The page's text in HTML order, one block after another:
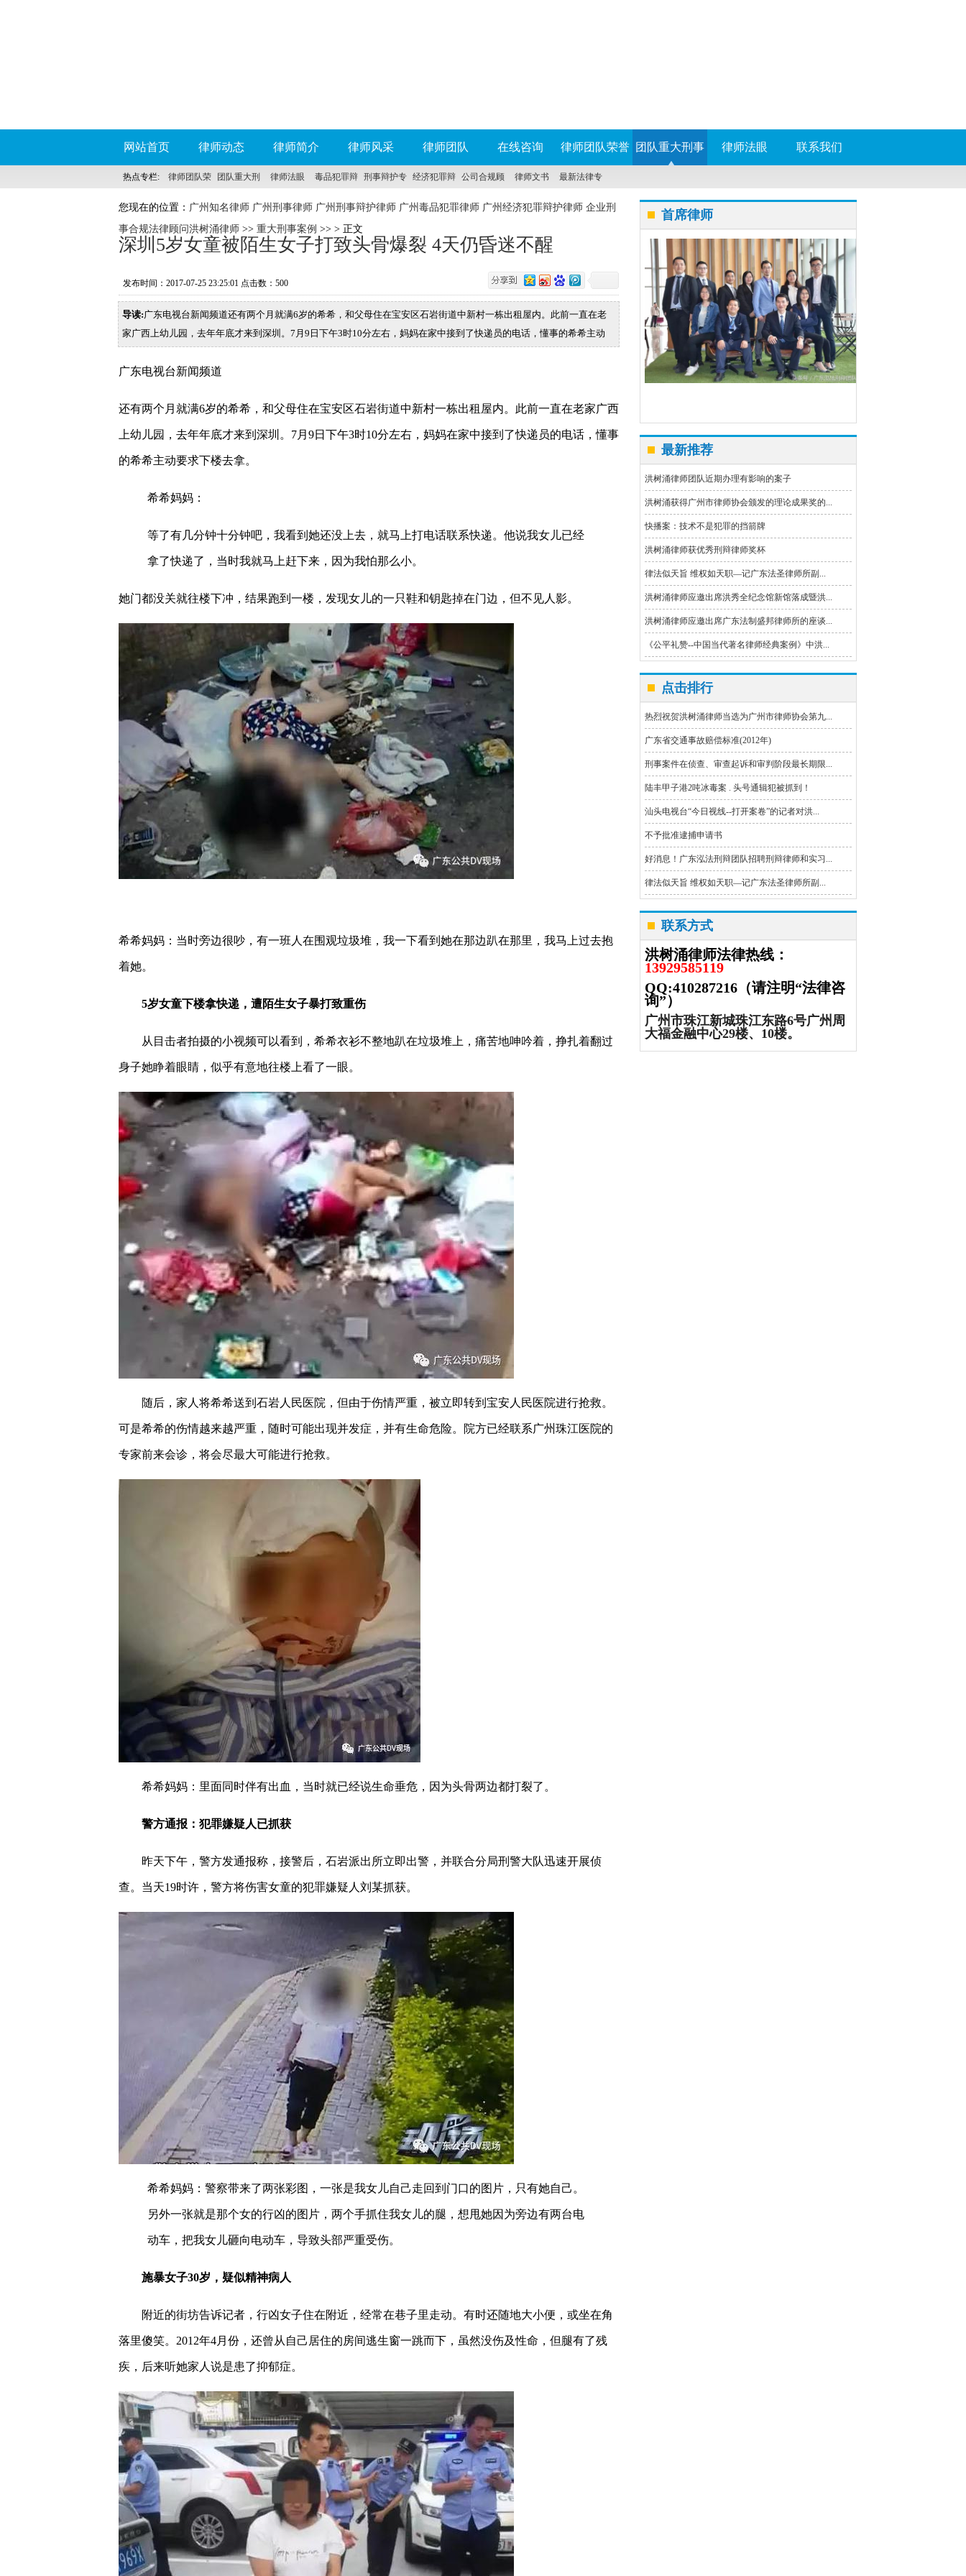
网站首页 律师动态 律师简介 律师风采 律师团队 在线咨询 律师团队荣誉 团队重大刑事 律师法眼 联系我们
热点专栏: 律师团队荣
誉
团队重大刑
事案件
律师法眼 毒品犯罪辩
护
刑事辩护专
科
经济犯罪辩 公司合规顾
问
律师文书 最新法律专
您现在的位置： 广州知名律师 广州刑事律师 广州刑事辩护律师 广州毒品犯罪律师 广州经济犯罪辩护律师 企业刑
事合规法律顾问洪树涌律师 >> 重大刑事案例 >> > 正文
深圳5岁女童被陌生女子打致头骨爆裂 4天仍昏迷不醒
发布时间：2017-07-25 23:25:01 点击数： 500
导读:广东电视台新闻频道还有两个月就满6岁的希希，和父母住在宝安区石岩街道中新村一栋出租屋内。此前一直在老
家广西上幼儿园，去年年底才来到深圳。7月9日下午3时10分左右，妈妈在家中接到了快递员的电话，懂事的希希主动
广东电视台新闻频道
还有两个月就满6岁的希希，和父母住在宝安区石岩街道中新村一栋出租屋内。此前一直在老家广西
上幼儿园，去年年底才来到深圳。7月9日下午3时10分左右，妈妈在家中接到了快递员的电话，懂事
的希希主动要求下楼去拿。
希希妈妈：
等了有几分钟十分钟吧，我看到她还没上去，就马上打电话联系快递。他说我女儿已经
拿了快递了，当时我就马上赶下来，因为我怕那么小。
她门都没关就往楼下冲，结果跑到一楼，发现女儿的一只鞋和钥匙掉在门边，但不见人影。
希希妈妈：当时旁边很吵，有一班人在围观垃圾堆，我一下看到她在那边趴在那里，我马上过去抱
着她。
5岁女童下楼拿快递，遭陌生女子暴打致重伤
从目击者拍摄的小视频可以看到，希希衣衫不整地趴在垃圾堆上，痛苦地呻吟着，挣扎着翻过
身子她睁着眼睛，似乎有意地往楼上看了一眼。
随后，家人将希希送到石岩人民医院，但由于伤情严重，被立即转到宝安人民医院进行抢救。
可是希希的伤情越来越严重，随时可能出现并发症，并有生命危险。院方已经联系广州珠江医院的
专家前来会诊，将会尽最大可能进行抢救。
希希妈妈：里面同时伴有出血，当时就已经说生命垂危，因为头骨两边都打裂了。
警方通报：犯罪嫌疑人已抓获
昨天下午，警方发通报称，接警后，石岩派出所立即出警，并联合分局刑警大队迅速开展侦
查。当天19时许，警方将伤害女童的犯罪嫌疑人刘某抓获。
希希妈妈：警察带来了两张彩图，一张是我女儿自己走回到门口的图片，只有她自己。
另外一张就是那个女的行凶的图片，两个手抓住我女儿的腿，想甩她因为旁边有两台电
动车，把我女儿砸向电动车，导致头部严重受伤。
施暴女子30岁，疑似精神病人
附近的街坊告诉记者，行凶女子住在附近，经常在巷子里走动。有时还随地大小便，或坐在角
落里傻笑。2012年4月份，还曾从自己居住的房间逃生窗一跳而下，虽然没伤及性命，但腿有了残
疾，后来听她家人说是患了抑郁症。
首席律师
最新推荐
洪树涌律师团队近期办理有影响的案子
洪树涌获得广州市律师协会颁发的理论成果奖的...
快播案：技术不是犯罪的挡箭牌
洪树涌律师获优秀刑辩律师奖杯
律法似天旨 维权如天职—记广东法圣律师所副...
洪树涌律师应邀出席洪秀全纪念馆新馆落成暨洪...
洪树涌律师应邀出席广东法制盛邦律师所的座谈...
《公平礼赞--中国当代著名律师经典案例》中洪...
点击排行
热烈祝贺洪树涌律师当选为广州市律师协会第九...
广东省交通事故赔偿标准(2012年)
刑事案件在侦查、审查起诉和审判阶段最长期限...
陆丰甲子港2吨冰毒案 . 头号通辑犯被抓到！
汕头电视台“今日视线--打开案卷”的记者对洪...
不予批准逮捕申请书
好消息！广东泓法刑辩团队招聘刑辩律师和实习...
律法似天旨 维权如天职—记广东法圣律师所副...
联系方式
洪树涌律师法律热线：
13929585119
QQ:410287216 （请注明“法律咨
询”）
广州市珠江新城珠江东路6号广州周
大福金融中心29楼、10楼。